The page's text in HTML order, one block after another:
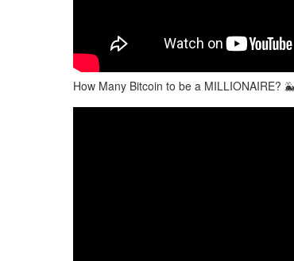
How Many Bitcoin to be a MILLIONAIRE?